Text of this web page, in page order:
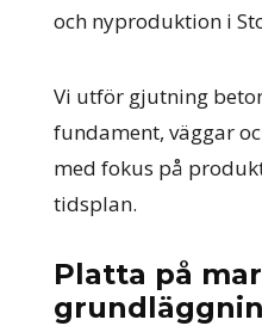
och nyproduktion i
Vi utför gjutning
fundament, väggar
med fokus på
tidsplan.
Platta på